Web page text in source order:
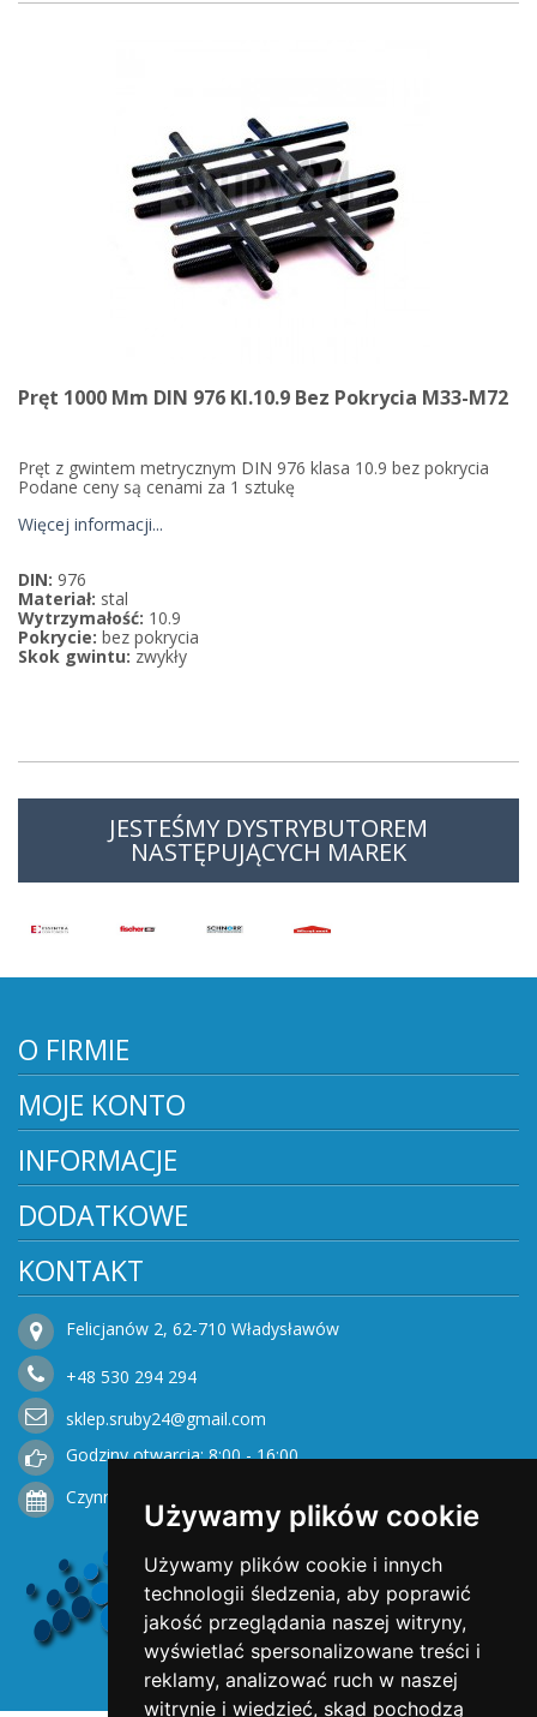
Używamy plików cookie
Używamy plików cookie i innych
technologii śledzenia, aby poprawić
jakość przeglądania naszej witryny,
wyświetlać spersonalizowane treści i
reklamy, analizować ruch w naszej
witrynie i wiedzieć, skąd pochodzą
Pręt 1000 Mm DIN 976 Kl.10.9 Bez Pokrycia M33-M72
Pręt z gwintem metrycznym DIN 976 klasa 10.9 bez pokrycia
Podane ceny są cenami za 1 sztukę
Więcej informacji...
DIN: 976
Materiał: stal
Wytrzymałość: 10.9
Pokrycie: bez pokrycia
Skok gwintu: zwykły
JESTEŚMY DYSTRYBUTOREM
NASTĘPUJĄCYCH MAREK
O FIRMIE
MOJE KONTO
INFORMACJE
DODATKOWE
KONTAKT
Felicjanów 2, 62-710 Władysławów
+48 530 294 294
sklep.sruby24@gmail.com
Godziny otwarcia: 8:00 - 16:00
Czynne od Poniedziałku do Piątku